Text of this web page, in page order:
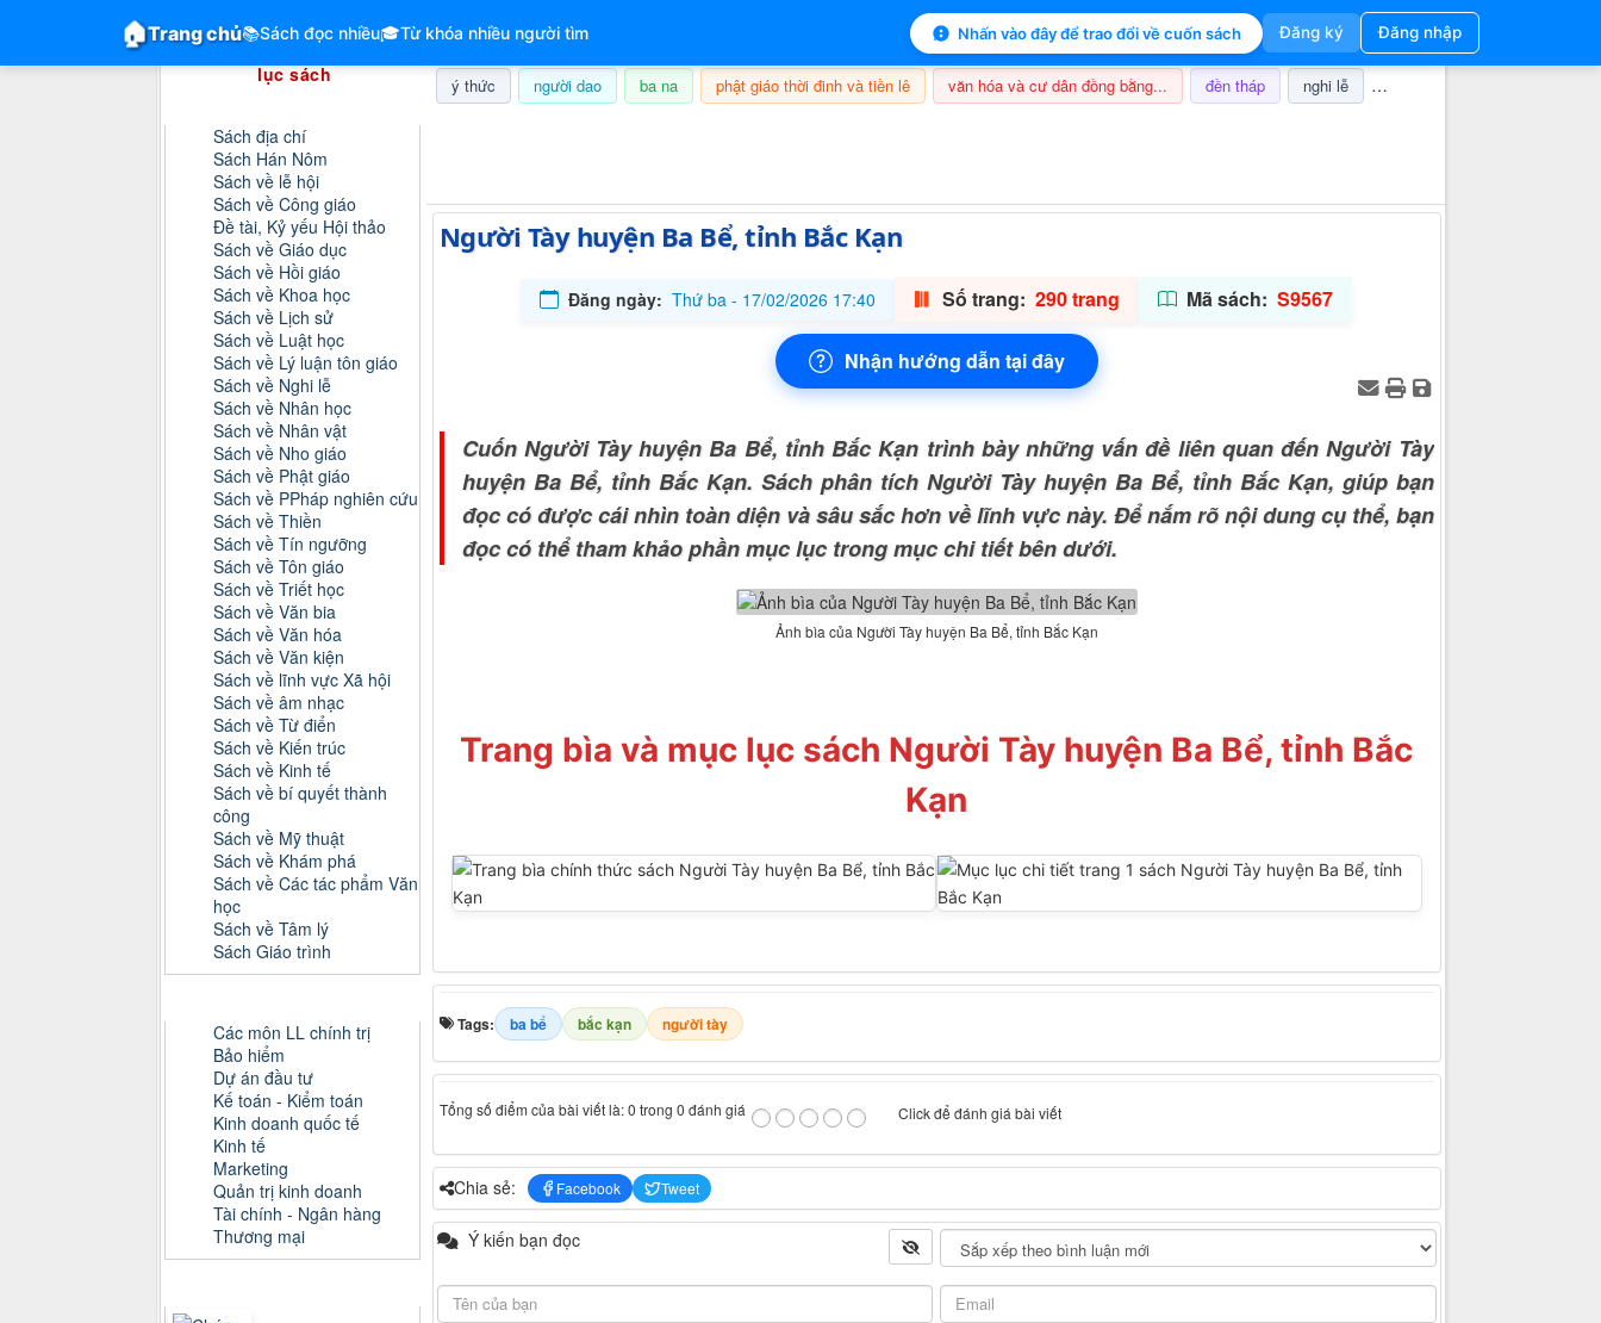
🏠Trang chủ📚Sách đọc nhiều🎓Từ khóa nhiều người tìm Nhấn vào đây để trao đổi về cuốn sách Đăng ký Đăng nhập
ý thức người dao ba na phật giáo thời đinh và tiền lê văn hóa và cư dân đồng bằng... đền tháp nghi lễ champa
Người Tày huyện Ba Bể, tỉnh Bắc Kạn
Đăng ngày: Thứ ba - 17/02/2026 17:40 Số trang: 290 trang Mã sách: S9567
Nhận hướng dẫn tại đây
Cuốn Người Tày huyện Ba Bể, tỉnh Bắc Kạn trình bày những vấn đề liên quan đến Người Tày
huyện Ba Bể, tỉnh Bắc Kạn. Sách phân tích Người Tày huyện Ba Bể, tỉnh Bắc Kạn, giúp bạn
đọc có được cái nhìn toàn diện và sâu sắc hơn về lĩnh vực này. Để nắm rõ nội dung cụ thể, bạn
đọc có thể tham khảo phần mục lục trong mục chi tiết bên dưới.
Ảnh bìa của Người Tày huyện Ba Bể, tỉnh Bắc Kạn
Trang bìa và mục lục sách Người Tày huyện Ba Bể, tỉnh Bắc
Kạn
Tags: ba bể bắc kạn người tày
Tổng số điểm của bài viết là: 0 trong 0 đánh giá Click để đánh giá bài viết
Chia sẻ: Facebook Tweet
Ý kiến bạn đọc
Hệ thống hóa tài liệu & mục
lục sách
Sách địa chí
Sách Hán Nôm
Sách về lễ hội
Sách về Công giáo
Đề tài, Kỷ yếu Hội thảo
Sách về Giáo dục
Sách về Hồi giáo
Sách về Khoa học
Sách về Lịch sử
Sách về Luật học
Sách về Lý luận tôn giáo
Sách về Nghi lễ
Sách về Nhân học
Sách về Nhân vật
Sách về Nho giáo
Sách về Phật giáo
Sách về PPháp nghiên cứu
Sách về Thiền
Sách về Tín ngưỡng
Sách về Tôn giáo
Sách về Triết học
Sách về Văn bia
Sách về Văn hóa
Sách về Văn kiện
Sách về lĩnh vực Xã hội
Sách về âm nhạc
Sách về Từ điển
Sách về Kiến trúc
Sách về Kinh tế
Sách về bí quyết thành
công
Sách về Mỹ thuật
Sách về Khám phá
Sách về Các tác phẩm Văn
học
Sách về Tâm lý
Sách Giáo trình
Các môn LL chính trị
Bảo hiểm
Dự án đầu tư
Kế toán - Kiểm toán
Kinh doanh quốc tế
Kinh tế
Marketing
Quản trị kinh doanh
Tài chính - Ngân hàng
Thương mại